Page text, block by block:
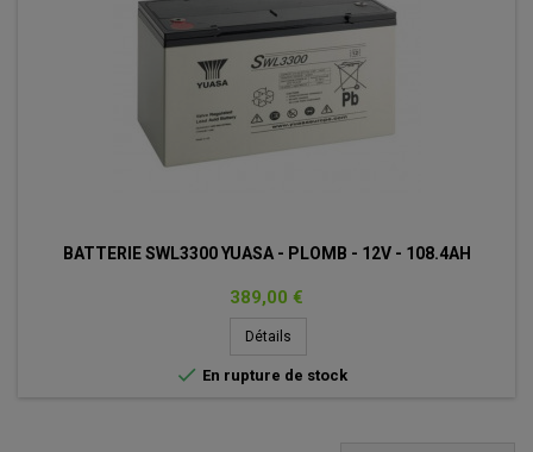
BATTERIE SWL3300 YUASA - PLOMB - 12V - 108.4AH
Prix
389,00 €
Détails
 En rupture de stock